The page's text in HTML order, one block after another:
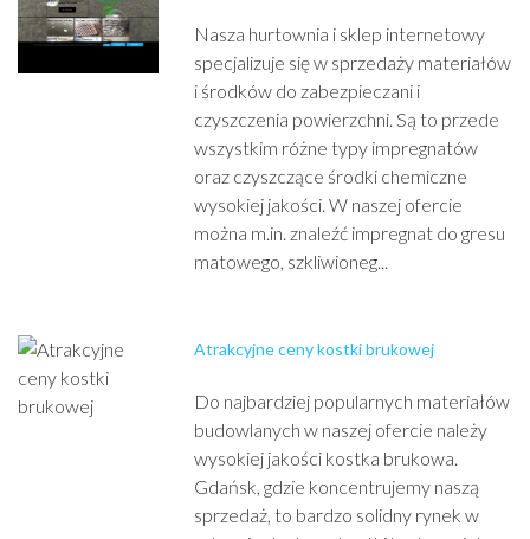
Nasza hurtownia i sklep internetowy
specjalizuje się w sprzedaży materiałów
i środków do zabezpieczani i
czyszczenia powierzchni. Są to przede
wszystkim różne typy impregnatów
oraz czyszczące środki chemiczne
wysokiej jakości. W naszej ofercie
można m.in. znaleźć impregnat do gresu
matowego, szkliwioneg...
Atrakcyjne ceny kostki brukowej
Do najbardziej popularnych materiałów
budowlanych w naszej ofercie należy
wysokiej jakości kostka brukowa.
Gdańsk, gdzie koncentrujemy naszą
sprzedaż, to bardzo solidny rynek w